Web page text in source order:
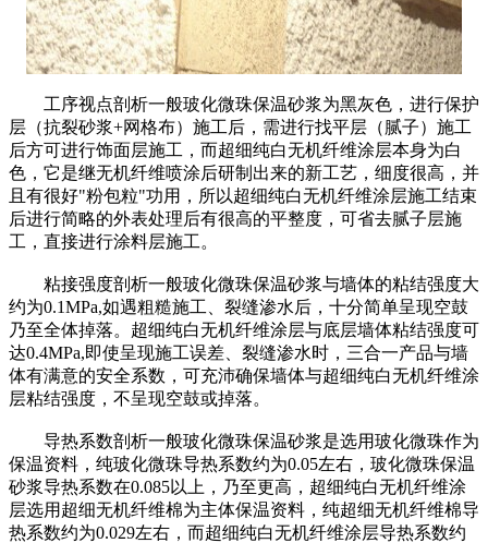
工序视点剖析一般玻化微珠保温砂浆为黑灰色，进行保护
层（抗裂砂浆+网格布）施工后，需进行找平层（腻子）施工
后方可进行饰面层施工，而超细纯白无机纤维涂层本身为白
色，它是继无机纤维喷涂后研制出来的新工艺，细度很高，并
且有很好"粉包粒"功用，所以超细纯白无机纤维涂层施工结束
后进行简略的外表处理后有很高的平整度，可省去腻子层施
工，直接进行涂料层施工。
粘接强度剖析一般玻化微珠保温砂浆与墙体的粘结强度大
约为0.1MPa,如遇粗糙施工、裂缝渗水后，十分简单呈现空鼓
乃至全体掉落。超细纯白无机纤维涂层与底层墙体粘结强度可
达0.4MPa,即使呈现施工误差、裂缝渗水时，三合一产品与墙
体有满意的安全系数，可充沛确保墙体与超细纯白无机纤维涂
层粘结强度，不呈现空鼓或掉落。
导热系数剖析一般玻化微珠保温砂浆是选用玻化微珠作为
保温资料，纯玻化微珠导热系数约为0.05左右，玻化微珠保温
砂浆导热系数在0.085以上，乃至更高，超细纯白无机纤维涂
层选用超细无机纤维棉为主体保温资料，纯超细无机纤维棉导
热系数约为0.029左右，而超细纯白无机纤维涂层导热系数约